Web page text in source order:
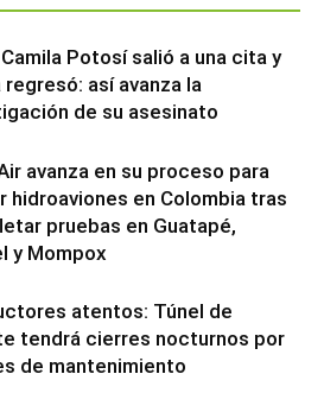
Potosí salió a una cita y
regresó: así avanza la
de su asesinato
avanza en su proceso para
hidroaviones en Colombia tras
pruebas en Guatapé,
y Mompox
atentos: Túnel de
tendrá cierres nocturnos por
de mantenimiento